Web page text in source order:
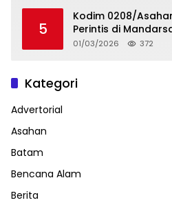
5
Kodim 0208/
Perintis di
01/03/2026 372
Kategori
Advertorial
Asahan
Batam
Bencana Alam
Berita